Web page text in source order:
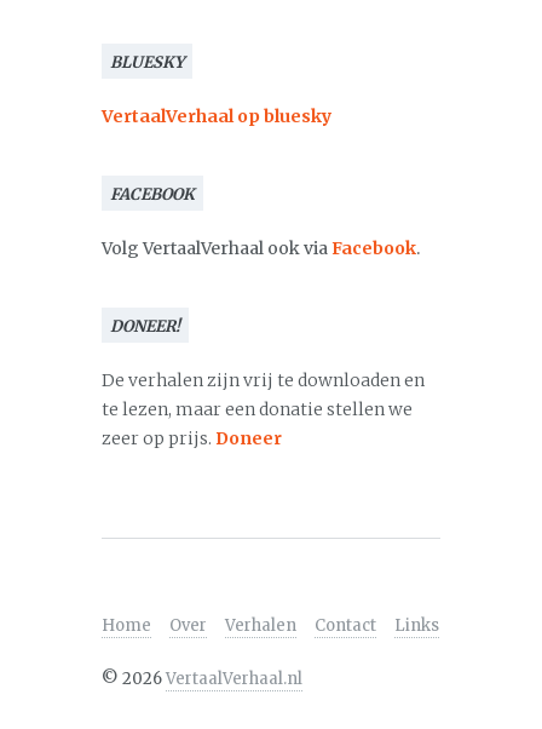
BLUESKY
VertaalVerhaal op bluesky
FACEBOOK
Volg VertaalVerhaal ook viaFacebook.
DONEER!
De verhalen zijn vrij te downloaden en
te lezen, maar een donatie stellen we
zeer op prijs. Doneer
Home Over Verhalen Contact Links
© 2026VertaalVerhaal.nl